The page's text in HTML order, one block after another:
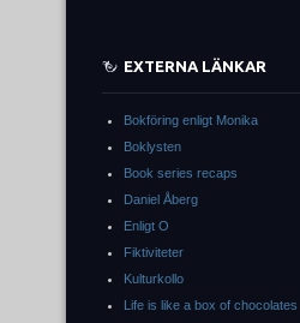
EXTERNA LÄNKAR
Bokföring enligt Monika
Boklysten
Book series recaps
Daniel Åberg
Enligt O
Fiktiviteter
Kulturkollo
Life is like a box of chocolates